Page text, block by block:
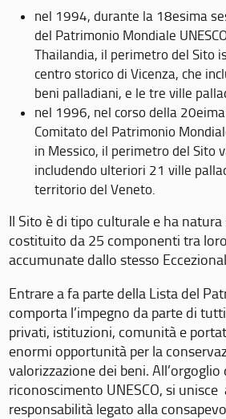
nel 1994, durante la 18esima
del Patrimonio Mondiale
Thailandia, il perimetro del Sito
centro storico di Vicenza, che
beni palladiani, e le tre ville
nel 1996, nel corso della
Comitato del Patrimonio
in Messico, il perimetro del Sito
includendo ulteriori 21 ville
territorio del Veneto.
Il Sito è di tipo culturale e ha
costituito da 25 componenti tra
accumunate dallo stesso
Entrare a fa parte della Lista del
comporta l’impegno da parte di
privati, istituzioni, comunità e
enormi opportunità per la
valorizzazione dei beni.
riconoscimento UNESCO, si unisce
responsabilità legato alla